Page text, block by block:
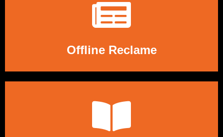
Offline Reclame
LEES MEER
LEES MEER